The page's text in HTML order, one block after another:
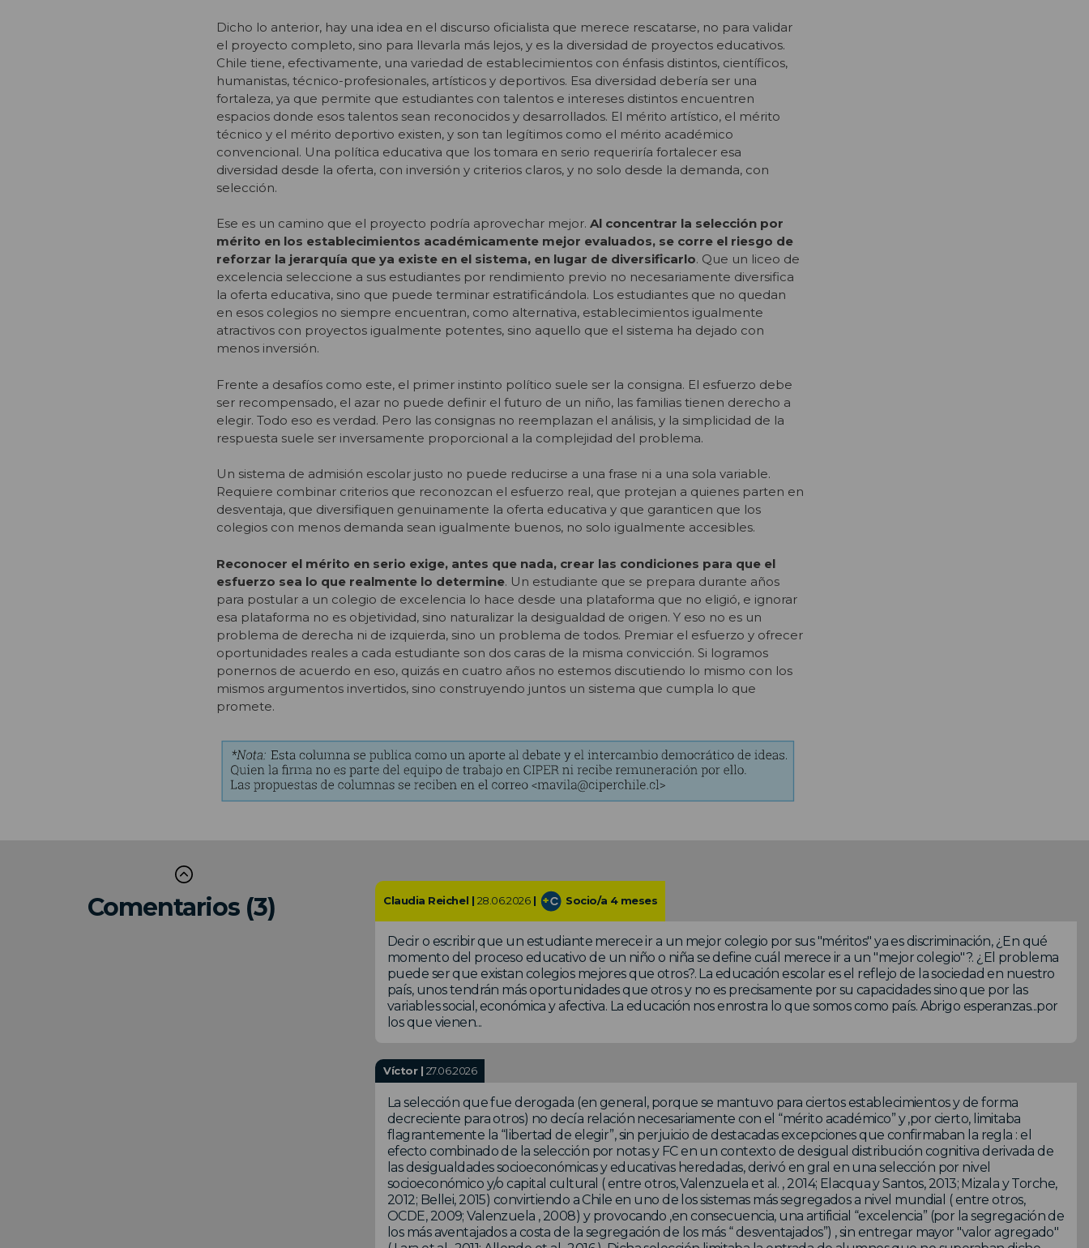
Dicho lo anterior, hay una idea en el discurso oficialista que merece rescatarse, no para validar
el proyecto completo, sino para llevarla más lejos, y es la diversidad de proyectos educativos.
Chile tiene, efectivamente, una variedad de establecimientos con énfasis distintos, científicos,
humanistas, técnico-profesionales, artísticos y deportivos. Esa diversidad debería ser una
fortaleza, ya que permite que estudiantes con talentos e intereses distintos encuentren
espacios donde esos talentos sean reconocidos y desarrollados. El mérito artístico, el mérito
técnico y el mérito deportivo existen, y son tan legítimos como el mérito académico
convencional. Una política educativa que los tomara en serio requeriría fortalecer esa
diversidad desde la oferta, con inversión y criterios claros, y no solo desde la demanda, con
selección.
Ese es un camino que el proyecto podría aprovechar mejor. Al concentrar la selección por
mérito en los establecimientos académicamente mejor evaluados, se corre el riesgo de
reforzar la jerarquía que ya existe en el sistema, en lugar de diversificarlo. Que un liceo de
excelencia seleccione a sus estudiantes por rendimiento previo no necesariamente diversifica
la oferta educativa, sino que puede terminar estratificándola. Los estudiantes que no quedan
en esos colegios no siempre encuentran, como alternativa, establecimientos igualmente
atractivos con proyectos igualmente potentes, sino aquello que el sistema ha dejado con
menos inversión.
Frente a desafíos como este, el primer instinto político suele ser la consigna. El esfuerzo debe
ser recompensado, el azar no puede definir el futuro de un niño, las familias tienen derecho a
elegir. Todo eso es verdad. Pero las consignas no reemplazan el análisis, y la simplicidad de la
respuesta suele ser inversamente proporcional a la complejidad del problema.
Un sistema de admisión escolar justo no puede reducirse a una frase ni a una sola variable.
Requiere combinar criterios que reconozcan el esfuerzo real, que protejan a quienes parten en
desventaja, que diversifiquen genuinamente la oferta educativa y que garanticen que los
colegios con menos demanda sean igualmente buenos, no solo igualmente accesibles.
Reconocer el mérito en serio exige, antes que nada, crear las condiciones para que el
esfuerzo sea lo que realmente lo determine. Un estudiante que se prepara durante años
para postular a un colegio de excelencia lo hace desde una plataforma que no eligió, e ignorar
esa plataforma no es objetividad, sino naturalizar la desigualdad de origen. Y eso no es un
problema de derecha ni de izquierda, sino un problema de todos. Premiar el esfuerzo y ofrecer
oportunidades reales a cada estudiante son dos caras de la misma convicción. Si logramos
ponernos de acuerdo en eso, quizás en cuatro años no estemos discutiendo lo mismo con los
mismos argumentos invertidos, sino construyendo juntos un sistema que cumpla lo que
promete.
Comentarios (3) Claudia Reichel | 28.06.2026| Socio/a 4 meses
Decir o escribir que un estudiante merece ir a un mejor colegio por sus "méritos" ya es discriminación, ¿En qué
momento del proceso educativo de un niño o niña se define cuál merece ir a un "mejor colegio"?. ¿El problema
puede ser que existan colegios mejores que otros?. La educación escolar es el reflejo de la sociedad en nuestro
país, unos tendrán más oportunidades que otros y no es precisamente por su capacidades sino que por las
variables social, económica y afectiva. La educación nos enrostra lo que somos como país. Abrigo esperanzas...por
los que vienen...
Víctor | 27.06.2026
La selección que fue derogada (en general, porque se mantuvo para ciertos establecimientos y de forma
decreciente para otros) no decía relación necesariamente con el “mérito académico” y ,por cierto, limitaba
flagrantemente la “libertad de elegir”, sin perjuicio de destacadas excepciones que confirmaban la regla : el
efecto combinado de la selección por notas y FC en un contexto de desigual distribución cognitiva derivada de
las desigualdades socioeconómicas y educativas heredadas, derivó en gral en una selección por nivel
socioeconómico y/o capital cultural ( entre otros, Valenzuela et al. , 2014; Elacqua y Santos, 2013; Mizala y Torche,
2012; Bellei, 2015) convirtiendo a Chile en uno de los sistemas más segregados a nivel mundial ( entre otros,
OCDE, 2009; Valenzuela , 2008) y provocando ,en consecuencia, una artificial “excelencia” (por la segregación de
los más aventajados a costa de la segregación de los más “ desventajados”) , sin entregar mayor "valor agregado"